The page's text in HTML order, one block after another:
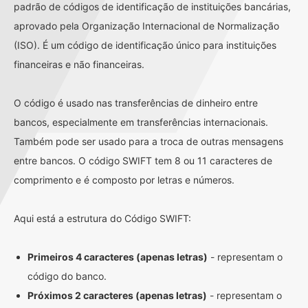
padrão de códigos de identificação de instituições bancárias,
aprovado pela Organização Internacional de Normalização
(ISO). É um código de identificação único para instituições
financeiras e não financeiras.
O código é usado nas transferências de dinheiro entre
bancos, especialmente em transferências internacionais.
Também pode ser usado para a troca de outras mensagens
entre bancos. O código SWIFT tem 8 ou 11 caracteres de
comprimento e é composto por letras e números.
Aqui está a estrutura do Código SWIFT:
Primeiros 4 caracteres (apenas letras) - representam o
código do banco.
Próximos 2 caracteres (apenas letras) - representam o